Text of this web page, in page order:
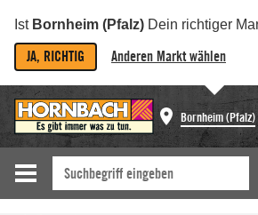
Ist Bornheim (Pfalz) Dein richtiger
JA, RICHTIG Anderen Markt wählen
Bornheim (Pfalz)